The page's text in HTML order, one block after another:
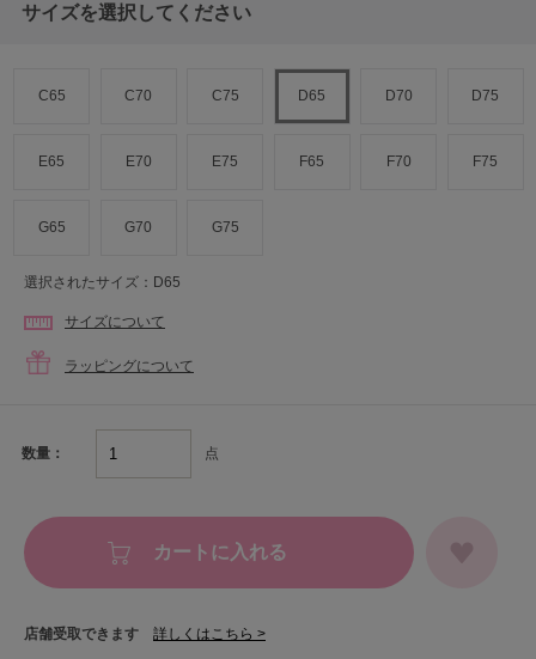
サイズを選択してください
C65 C70 C75 D65 D70 D75
E65 E70 E75 F65 F70 F75
G65 G70 G75
選択されたサイズ：D65
サイズについて
ラッピングについて
数量： 点
カートに入れる
店舗受取できます 詳しくはこちら >